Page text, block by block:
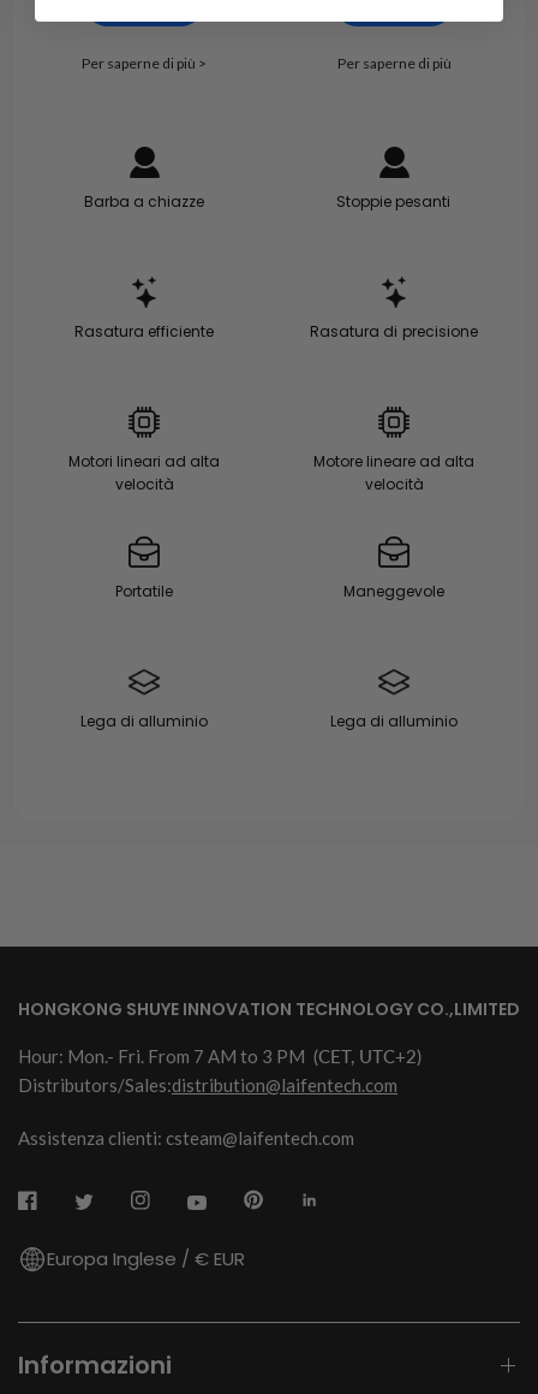
Per saperne di più >
Barba a chiazze
Rasatura efficiente
Motori lineari ad alta
velocità
Portatile
Lega di alluminio
Per saperne di più
Stoppie pesanti
Rasatura di precisione
Motore lineare ad alta
velocità
Maneggevole
Lega di alluminio
HONGKONG SHUYE INNOVATION TECHNOLOGY CO.,LIMITED
Hour: Mon.- Fri. From 7 AM to 3 PM (CET, UTC+2)
Distributors/Sales:distribution@laifentech.com
Assistenza clienti: csteam@laifentech.com
Europa Inglese / € EUR
Informazioni